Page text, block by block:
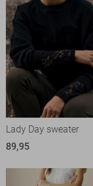
Lady Day sweater
89,95